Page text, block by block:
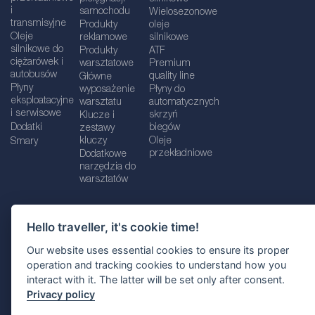
Hello traveller, it's cookie time!
Our website uses essential cookies to ensure its proper
operation and tracking cookies to understand how you
interact with it. The latter will be set only after consent.
Privacy policy
i
transmisyjne
Oleje
silnikowe do
ciężarówek i
autobusów
Płyny
eksploatacyjne
i serwisowe
Dodatki
Smary
samochodu
Produkty
reklamowe
Produkty
warsztatowe
Główne
wyposażenie
warsztatu
Klucze i
zestawy
kluczy
Dodatkowe
narzędzia do
warsztatów
Wielosezonowe
oleje
silnikowe
ATF
Premium
quality line
Płyny do
automatycznych
skrzyń
biegów
Oleje
przekładniowe
Polityka prywatnośc i Polityka Cookie